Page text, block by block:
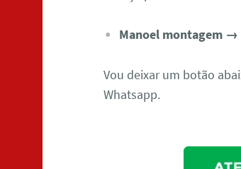
Manoel montagem →
Vou deixar um botão
Whatsapp.